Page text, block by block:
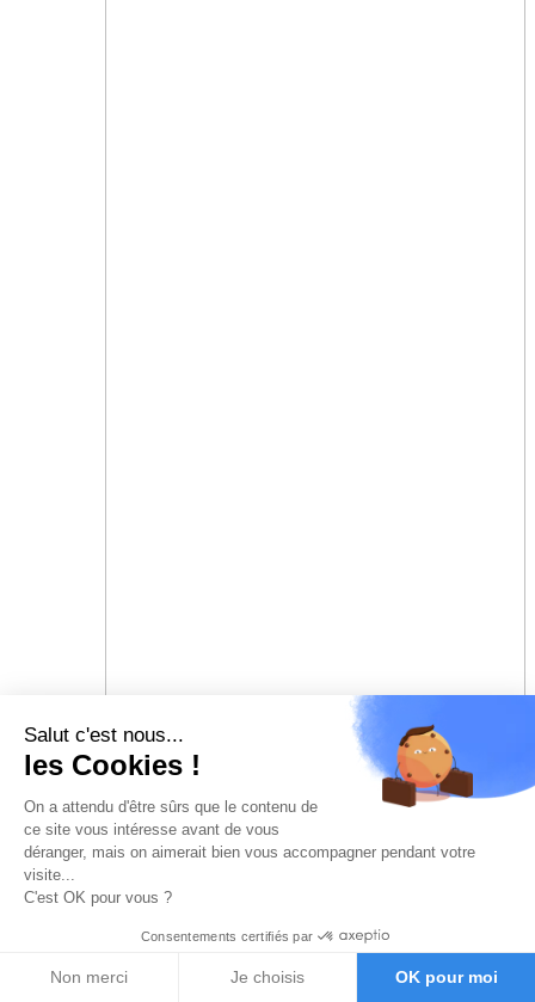
Salut c'est nous...
les Cookies !
On a attendu d'être sûrs que le contenu de
ce site vous intéresse avant de vous
déranger, mais on aimerait bien vous accompagner pendant votre
visite...
C'est OK pour vous ?
Consentements certifiés par
Non merci Je choisis OK pour moi